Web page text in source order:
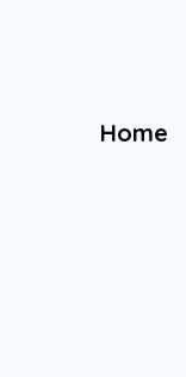
Home